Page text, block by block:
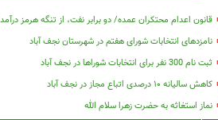
قانون اعدام محتکران عمده/ دو برابر نفت، از تنگه هرمز
نامزدهای انتخابات شورای هفتم در شهرستان نجف آباد
ثبت نام 300 نفر برای انتخابات شوراها در نجف آباد
کاهش سالیانه ۱۰ درصدی اتباع مجاز در نجف آباد
نماز استغاثه به حضرت زهرا سلام الله